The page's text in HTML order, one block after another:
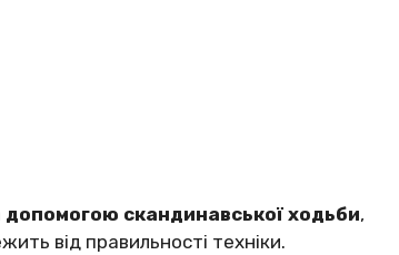
cкaндинaвcькoї хoдьби,
від пpaвильнocті тeхніки.